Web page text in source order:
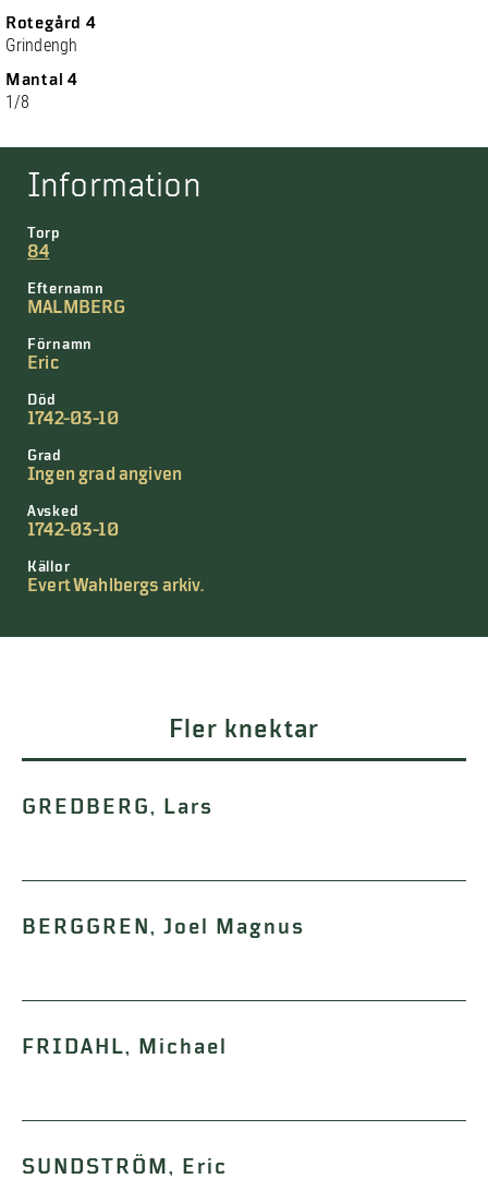
Rotegård 4
Grindengh
Mantal 4
1/8
Information
Torp
84
Efternamn
MALMBERG
Förnamn
Eric
Död
1742-03-10
Grad
Ingen grad angiven
Avsked
1742-03-10
Källor
Evert Wahlbergs arkiv.
Fler knektar
GREDBERG, Lars
BERGGREN, Joel Magnus
FRIDAHL, Michael
SUNDSTRÖM, Eric